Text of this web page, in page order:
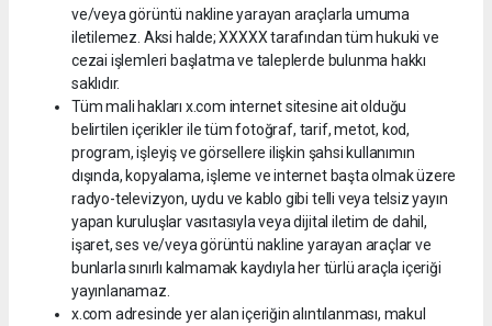
ve/veya görüntü nakline yarayan araçlarla umuma
iletilemez. Aksi halde; XXXXX tarafından tüm hukuki ve
cezai işlemleri başlatma ve taleplerde bulunma hakkı
saklıdır.
Tüm mali hakları x.com internet sitesine ait olduğu
belirtilen içerikler ile tüm fotoğraf, tarif, metot, kod,
program, işleyiş ve görsellere ilişkin şahsi kullanımın
dışında, kopyalama, işleme ve internet başta olmak üzere
radyo-televizyon, uydu ve kablo gibi telli veya telsiz yayın
yapan kuruluşlar vasıtasıyla veya dijital iletim de dahil,
işaret, ses ve/veya görüntü nakline yarayan araçlar ve
bunlarla sınırlı kalmamak kaydıyla her türlü araçla içeriği
yayınlanamaz.
x.com adresinde yer alan içeriğin alıntılanması, makul